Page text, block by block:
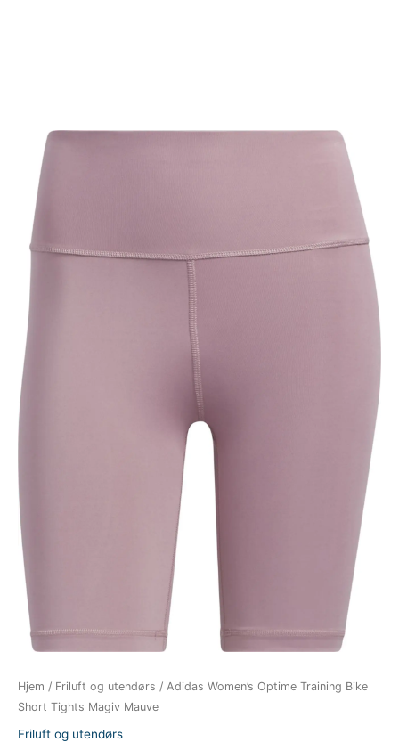
Hjem / Friluft og utendørs / Adidas Women’s Optime Training Bike
Short Tights Magiv Mauve
Friluft og utendørs